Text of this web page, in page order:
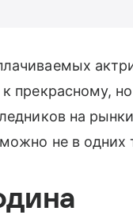
прекрасному,
на
не в